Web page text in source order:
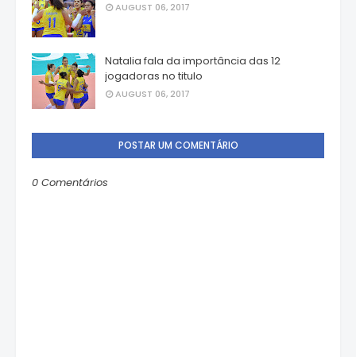
AUGUST 06, 2017
Natalia fala da importância das 12
jogadoras no titulo
AUGUST 06, 2017
POSTAR UM COMENTÁRIO
0 Comentários